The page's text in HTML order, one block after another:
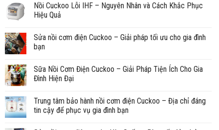
Nồi Cuckoo Lỗi IHF – Nguyên Nhân và Cách Khắc Phục
Hiệu Quả
Sửa nồi cơm điện Cuckoo – Giải pháp tối ưu cho gia đình
bạn
Sữa Nồi Cơm Điện Cuckoo – Giải Pháp Tiện Ích Cho Gia
Đình Hiện Đại
Trung tâm bảo hành nồi cơm điện Cuckoo – Địa chỉ đáng
tin cậy để phục vụ gia đình bạn